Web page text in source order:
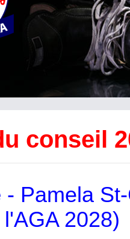
conseil
- Pamela
2028)